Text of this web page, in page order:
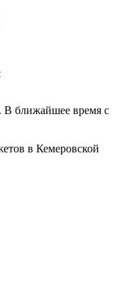
В ближайшее время с
в Кемеровской